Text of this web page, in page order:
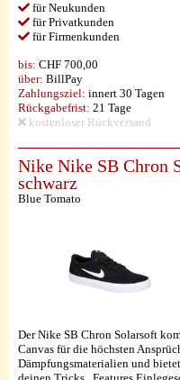
für Neukunden
für Privatkunden
für Firmenkunden
bis: CHF 700,00
über: BillPay
Zahlungsziel: innert 30 Tagen
Rückgabefrist: 21 Tage
kostenloser Rückversand
Nike Nike SB Chron
schwarz
Blue Tomato
Der Nike SB Chron Solarsoft
Canvas für die höchsten
Dämpfungsmaterialien und